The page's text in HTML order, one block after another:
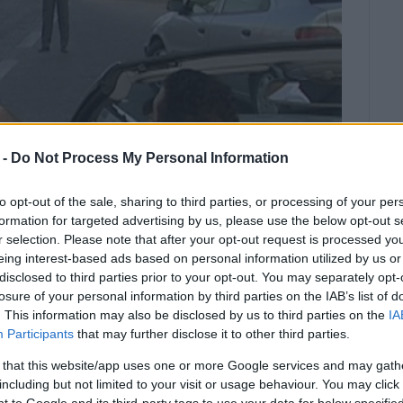
Do Not Process My Personal Information
opt-out of the sale, sharing to third parties, or processing of your
for targeted advertising by us, please use the below opt-out
selection. Please note that after your opt-out request is processed
interest-based ads based on personal information utilized by us
to third parties prior to your opt-out. You may separately
of your personal information by third parties on the IAB’s list of
This information may also be disclosed by us to third parties on the
Participants that may further disclose it to other third parties.
that this website/app uses one or more Google services and may
but not limited to your visit or usage behaviour. You may
Πλημμελειοδικών
19/06 σε περιοχή της Νότιας Κέρκυρας από
οποίος διαπιστώθηκε ότι οδηγούσε αυτοκίνητο